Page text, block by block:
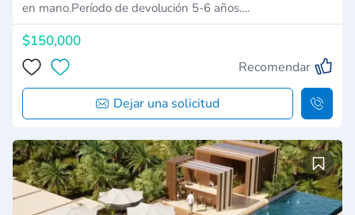
en mano.Período de devolución 5-6 años.…
$150,000
Recomendar
Dejar una solicitud